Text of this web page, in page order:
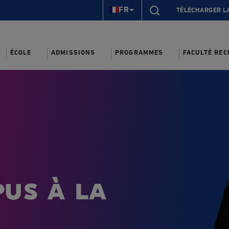
FR TÉLÉCHARGER
ÉCOLE ADMISSIONS PROGRAMMES FACULTÉ
à la